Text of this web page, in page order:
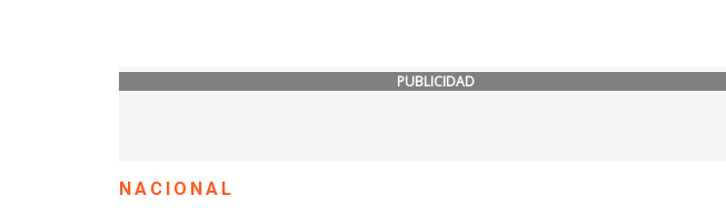
PUBLICIDAD
NACIONAL